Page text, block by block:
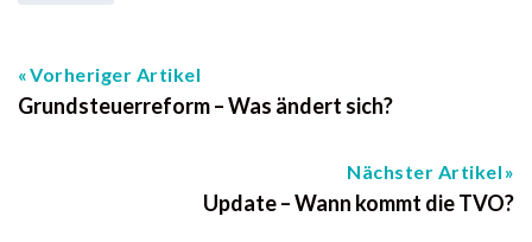
Vorheriger Artikel
Grundsteuerreform – Was ändert sich?
Nächster Artikel
Update – Wann kommt die TVO?